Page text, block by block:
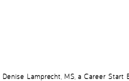
Denise Lamprecht, MS , aCareer Start